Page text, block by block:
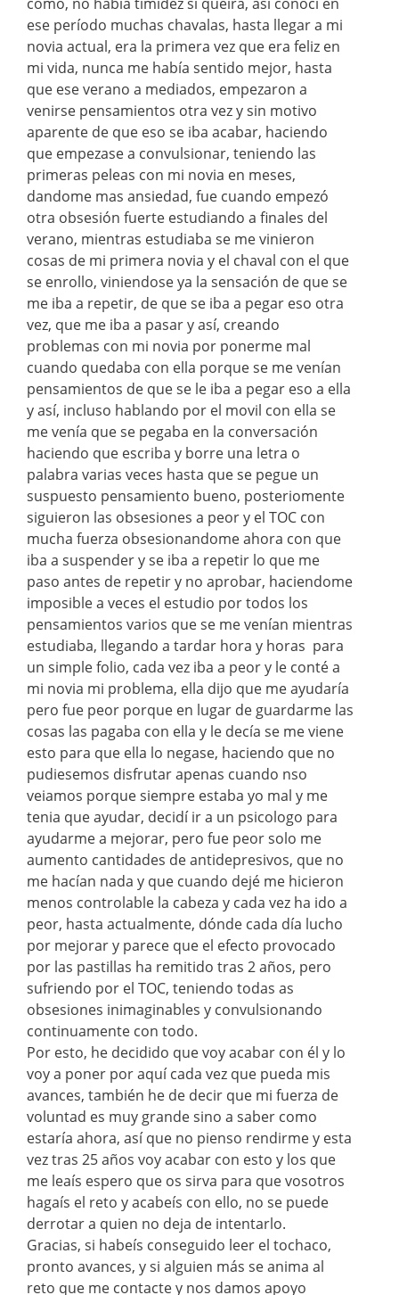
ese período muchas chavalas, hasta llegar a mi
novia actual, era la primera vez que era feliz en
mi vida, nunca me había sentido mejor, hasta
que ese verano a mediados, empezaron a
venirse pensamientos otra vez y sin motivo
aparente de que eso se iba acabar, haciendo
que empezase a convulsionar, teniendo las
primeras peleas con mi novia en meses,
dandome mas ansiedad, fue cuando empezó
otra obsesión fuerte estudiando a finales del
verano, mientras estudiaba se me vinieron
cosas de mi primera novia y el chaval con el que
se enrollo, viniendose ya la sensación de que se
me iba a repetir, de que se iba a pegar eso otra
vez, que me iba a pasar y así, creando
problemas con mi novia por ponerme mal
cuando quedaba con ella porque se me venían
pensamientos de que se le iba a pegar eso a ella
y así, incluso hablando por el movil con ella se
me venía que se pegaba en la conversación
haciendo que escriba y borre una letra o
palabra varias veces hasta que se pegue un
suspuesto pensamiento bueno, posteriomente
siguieron las obsesiones a peor y el TOC con
mucha fuerza obsesionandome ahora con que
iba a suspender y se iba a repetir lo que me
paso antes de repetir y no aprobar, haciendome
imposible a veces el estudio por todos los
pensamientos varios que se me venían mientras
estudiaba, llegando a tardar hora y horas para
un simple folio, cada vez iba a peor y le conté a
mi novia mi problema, ella dijo que me ayudaría
pero fue peor porque en lugar de guardarme las
cosas las pagaba con ella y le decía se me viene
esto para que ella lo negase, haciendo que no
pudiesemos disfrutar apenas cuando nso
veiamos porque siempre estaba yo mal y me
tenia que ayudar, decidí ir a un psicologo para
ayudarme a mejorar, pero fue peor solo me
aumento cantidades de antidepresivos, que no
me hacían nada y que cuando dejé me hicieron
menos controlable la cabeza y cada vez ha ido a
peor, hasta actualmente, dónde cada día lucho
por mejorar y parece que el efecto provocado
por las pastillas ha remitido tras 2 años, pero
sufriendo por el TOC, teniendo todas as
obsesiones inimaginables y convulsionando
continuamente con todo.
Por esto, he decidido que voy acabar con él y lo
voy a poner por aquí cada vez que pueda mis
avances, también he de decir que mi fuerza de
voluntad es muy grande sino a saber como
estaría ahora, así que no pienso rendirme y esta
vez tras 25 años voy acabar con esto y los que
me leaís espero que os sirva para que vosotros
hagaís el reto y acabeís con ello, no se puede
derrotar a quien no deja de intentarlo.
Gracias, si habeís conseguido leer el tochaco,
pronto avances, y si alguien más se anima al
reto que me contacte y nos damos apoyo